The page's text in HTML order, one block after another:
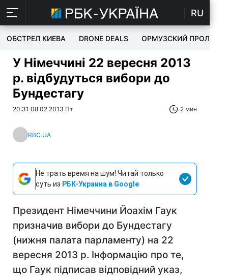
RU
ОБСТРЕЛ КИЕВА DRONE DEALS ОРМУЗСКИЙ ПРОЛИВ
У Німеччині 22 вересня 2013
р. відбудуться вибори до
Бундестагу
20:31 08.02.2013 Пт 2 мин
RBC.UA
Не трать время на шум! Читай только
суть из РБК-Украина в Google
Президент Німеччини Йоахім Гаук
призначив вибори до Бундестагу
(нижня палата парламенту) на 22
вересня 2013 р. Інформацію про те,
що Гаук підписав відповідний указ,